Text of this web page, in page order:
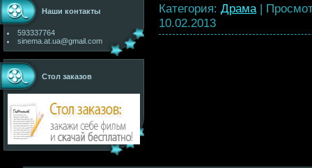
Наши контакты
593337764
sinema.at.ua@gmail.com
Стол заказов
Категория: Драма |
10.02.2013